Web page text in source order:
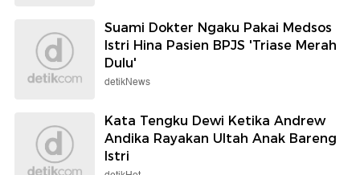
Suami Dokter Ngaku Pakai Medsos
Istri Hina Pasien BPJS 'Triase Merah
Dulu'
detikNews
Kata Tengku Dewi Ketika Andrew
Andika Rayakan Ultah Anak Bareng
Istri